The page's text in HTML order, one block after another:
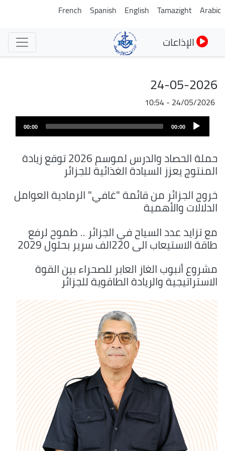
تجاوز
Arabic
Tamazight
English
Spanish
French
الإذاعات
24-05-2026
24/05/2026 - 10:54
ملف
الصوت
Audio
Player
00:00
00:00
حملة الحصاد والدرس لموسم 2026 توقع زيادة
المنتوج يعزز السيادة الغذائية للجزائر
خروج الجزائر من قائمة "غافي" الرمادية العوامل
الدلالات والأهمية
مع تزايد عدد السياح في الجزائر .. طموح لرفع
طاقة الاستيعاب الى 220الف سرير بحلول 2029
مشروع أنبوب الغاز العابر للصحراء بين القوة
الاستراتيجية والريادة الطاقوية للجزائر